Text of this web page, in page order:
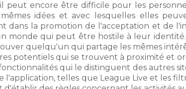
il peut encore être difficile pour les
idées et avec lesquelles elles
la promotion de l'acceptation et de
monde qui peut être hostile à leur
quelqu'un qui partage les mêmes
potentiels qui se trouvent à proximité et
qui le distinguent des autres
l'application, telles que League Live et les